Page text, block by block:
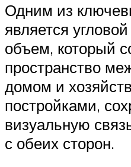
Одним из
является
объем, который
пространство
домом и
постройками,
визуальную
с обеих сторон.